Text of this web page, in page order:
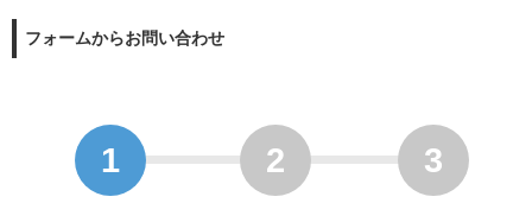
フォームからお問い合わせ